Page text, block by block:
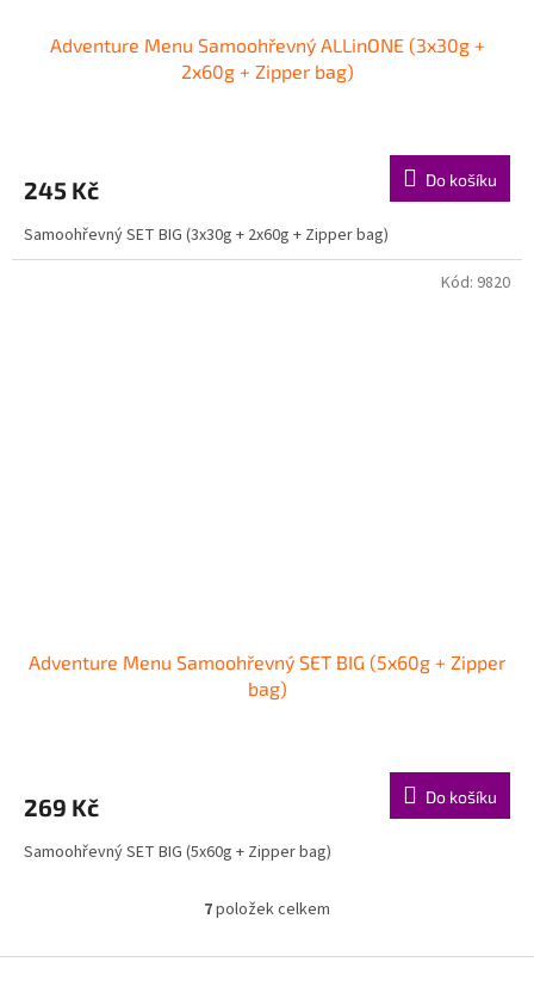
Adventure Menu Samoohřevný ALLinONE (3x30g +
2x60g + Zipper bag)
245 Kč Do košíku
Samoohřevný SET BIG (3x30g + 2x60g + Zipper bag)
Adventure Menu Samoohřevný SET BIG (5x60g + Zipper
bag)
269 Kč Do košíku
Samoohřevný SET BIG (5x60g + Zipper bag)
Kód: 9820
O
l
7položek celkem